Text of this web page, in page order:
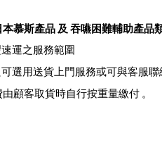
本慕斯產品 及 吞嚥困難輔助產品
速運之服務範圍
選用送貨上門服務或可與客服聯
顧客取貨時自行按重量繳付 。